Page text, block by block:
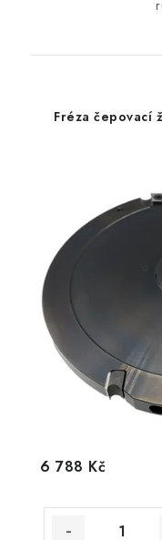
Fréza čepovací
6 788 Kč